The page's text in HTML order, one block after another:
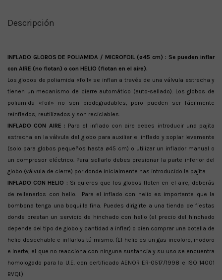
Descripción
INFLADO GLOBOS DE POLIAMIDA / MICROFOIL (ø45 cm) : Se pueden inflar
con AIRE (no flotan) o con HELIO (flotan en el aire).
Los globos de poliamida «foil» se inflan a través de una válvula estrecha y
tienen un mecanismo de cierre automático (auto-sellado). Los globos de
poliamida «foil» no son biodegradables, pero pueden ser fácilmente
reinflados, reutilizados y son reciclables.
INFLADO CON AIRE : Para el inflado con aire debes introducir una pajita
estrecha en la válvula del globo para auxiliar el inflado y soplar levemente
(solo para globos pequeños hasta ø45 cm) o utilizar un inflador manual o
un compresor eléctrico. Para sellarlo debes presionar la parte inferior del
globo (válvula de cierre) por donde inicialmente has introducido la pajita.
INFLADO CON HELIO : Si quieres que los globos floten en el aire, deberás
de rellenarlos con helio. Para el inflado con helio es importante que la
bombona tenga una boquilla fina. Puedes dirigirte a una tienda de fiestas
donde prestan un servicio de hinchado con helio (el precio del hinchado
depende del tipo de globo y cantidad a inflar) o bien comprar una botella de
helio desechable e inflarlos tú mismo. (El helio es un gas incoloro, inodoro
e inerte, el que no reacciona con ninguna sustancia y su uso se encuentra
homologado para la U.E. con certificado AENOR ER-0517/1998 e ISO 14001
BVQI.)